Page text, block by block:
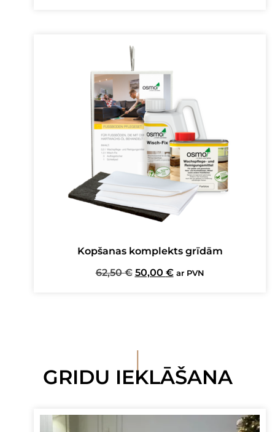
Kopšanas komplekts grīdām
62,50€ Original
50,00 €Current
ar PVN
I
GRIDU IEKLĀŠANA